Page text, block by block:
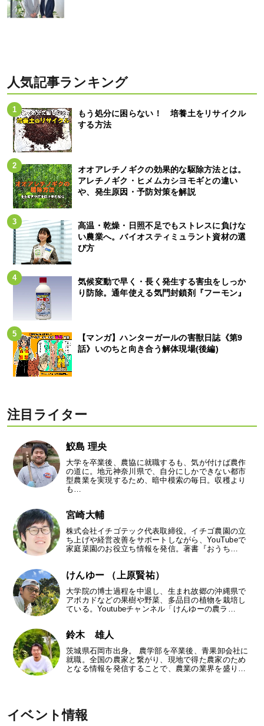
人気記事ランキング
もう処分に困らない！ 培養土をリサイクル
する方法
オオアレチノギクの効果的な駆除方法とは。
アレチノギク・ヒメムカシヨモギとの違い
や、発生原因・予防対策を解説
高温・乾燥・日照不足でもストレスに負けな
い農業へ。バイオスティミュラント資材の選
び方
気候変動で早く・長く発生する害虫をしっか
り防除。通年使える気門封鎖剤『フーモン』
【マンガ】ハンターガールの害獣日誌《第9
話》いのちと向き合う解体現場(後編)
注目ライター
鮫島 理央
大学を卒業後、農協に就職するも、気が付けば農作
の道に。地元神奈川県で、自分にしかできない都市
型農業を実現するため、暗中模索の毎日。収穫より
も…
宮崎大輔
株式会社イチゴテック代表取締役。イチゴ農園の立
ち上げや経営改善をサポートしながら、YouTubeで
家庭菜園のお役立ち情報を発信。著書『おうち…
けんゆー （上原賢祐）
大学院の博士過程を中退し、生まれ故郷の沖縄県で
アボカドなどの果樹や野菜、多品目の植物を栽培し
ている。Youtubeチャンネル「けんゆーの農ラ…
鈴木 雄人
茨城県石岡市出身。 農学部を卒業後、青果卸会社に
就職。全国の農家と繋がり、現地で得た農家のため
となる情報を発信することで、農業の業界を盛り…
イベント情報